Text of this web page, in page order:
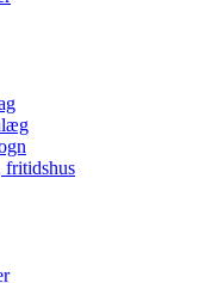
fritidshus